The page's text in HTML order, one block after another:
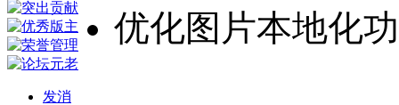
发消
优化图片本地化